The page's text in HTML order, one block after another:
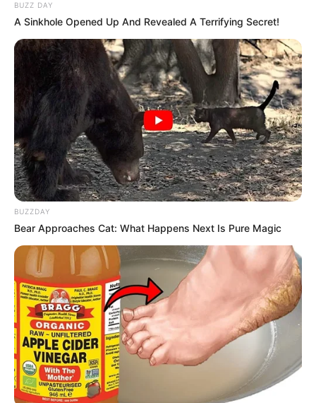
BUZZ DAY
A Sinkhole Opened Up And Revealed A Terrifying Secret!
BUZZDAY
Bear Approaches Cat: What Happens Next Is Pure Magic